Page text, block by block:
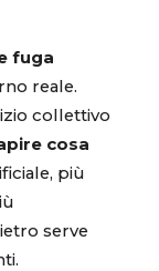
fuga
reale.
collettivo
cosa
più
serve